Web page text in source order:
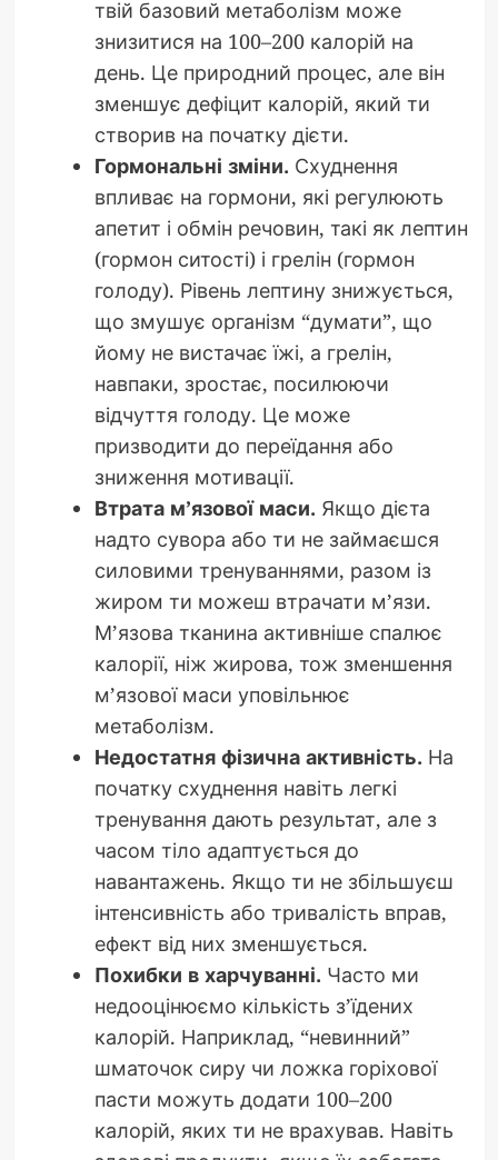
твій базовий метаболізм може
знизитися на 100–200 калорій на
день. Це природний процес, але він
зменшує дефіцит калорій, який ти
створив на початку дієти.
Гормональні зміни. Схуднення
впливає на гормони, які регулюють
апетит і обмін речовин, такі як лептин
(гормон ситості) і грелін (гормон
голоду). Рівень лептину знижується,
що змушує організм “думати”, що
йому не вистачає їжі, а грелін,
навпаки, зростає, посилюючи
відчуття голоду. Це може
призводити до переїдання або
зниження мотивації.
Втрата м’язової маси. Якщо дієта
надто сувора або ти не займаєшся
силовими тренуваннями, разом із
жиром ти можеш втрачати м’язи.
М’язова тканина активніше спалює
калорії, ніж жирова, тож зменшення
м’язової маси уповільнює
метаболізм.
Недостатня фізична активність. На
початку схуднення навіть легкі
тренування дають результат, але з
часом тіло адаптується до
навантажень. Якщо ти не збільшуєш
інтенсивність або тривалість вправ,
ефект від них зменшується.
Похибки в харчуванні. Часто ми
недооцінюємо кількість з’їдених
калорій. Наприклад, “невинний”
шматочок сиру чи ложка горіхової
пасти можуть додати 100–200
калорій, яких ти не врахував. Навіть